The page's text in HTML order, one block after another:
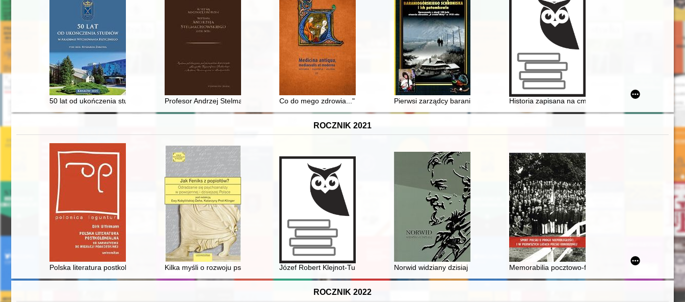
50 lat od ukończenia studiów w Akademii Wychowania Fizycznego : pamiątkowy album absolwentów - rocznik 1975
Profesor Andrzej Stelmachowski : (biografia naukowa, działalność społeczno-polityczna, dokonania)
Co do mego zdrowia..." : wyjazdy do uzdrowisk rodziny Wielopolskich w XIX oraz pierwszej połowie XX wieku
Pierwsi zarządcy baraniogórskiego schroniska i ich potomkowie : opracowanie z okazji
Historia zapisana na cmentarnych kamieniach :
ROCZNIK 2021
Polska literatura postkolonialna : od sarmatyzmu do migracji poakcesyjnej
Kilka myśli o rozwoju psychoanalizy w Polsce w latach 1990-2020Józef Robert Klejnot-Turski (1889-1958) - pierwszy wykładowca Szkoły Morskiej w Tczewie, prezes i współtwórca Polskiego
Norwid widziany dzisiaj : praca zbiorowaMemorabilia pocztowo-filatelistyczne z okresu przed
ROCZNIK 2022